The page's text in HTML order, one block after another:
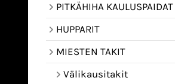
PITKÄHIHA KAULUSPAIDAT
HUPPARIT
MIESTEN TAKIT
Välikausitakit